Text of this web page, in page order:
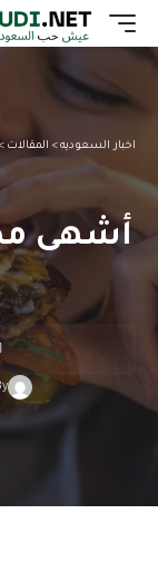
اخبار السعوديه> المقالات >
أشهى